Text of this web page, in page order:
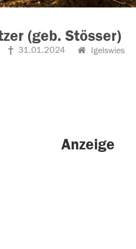
(geb. Stösser)
31.01.2024 Igelswies
Anzeige